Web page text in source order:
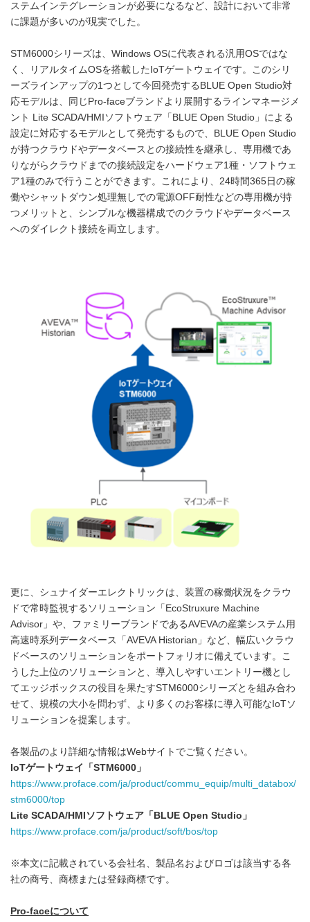
ステムインテグレーションが必要になるなど、設計において非常
に課題が多いのが現実でした。
STM6000シリーズは、Windows OSに代表される汎用OSではな
く、リアルタイムOSを搭載したIoTゲートウェイです。このシリ
ーズラインアップの1つとして今回発売するBLUE Open Studio対
応モデルは、同じPro-faceブランドより展開するラインマネージメ
ント Lite SCADA/HMIソフトウェア「BLUE Open Studio」による
設定に対応するモデルとして発売するもので、BLUE Open Studio
が持つクラウドやデータベースとの接続性を継承し、専用機であ
りながらクラウドまでの接続設定をハードウェア1種・ソフトウェ
ア1種のみで行うことができます。これにより、24時間365日の稼
働やシャットダウン処理無しでの電源OFF耐性などの専用機が持
つメリットと、シンプルな機器構成でのクラウドやデータベース
へのダイレクト接続を両立します。
更に、シュナイダーエレクトリックは、装置の稼働状況をクラウ
ドで常時監視するソリューション「EcoStruxure Machine
Advisor」や、ファミリーブランドであるAVEVAの産業システム用
高速時系列データベース「AVEVA Historian」など、幅広いクラウ
ドベースのソリューションをポートフォリオに備えています。こ
うした上位のソリューションと、導入しやすいエントリー機とし
てエッジボックスの役目を果たすSTM6000シリーズとを組み合わ
せて、規模の大小を問わず、より多くのお客様に導入可能なIoTソ
リューションを提案します。
各製品のより詳細な情報はWebサイトでご覧ください。
IoTゲートウェイ「STM6000」
https://www.proface.com/ja/product/commu_equip/multi_databox/
stm6000/top
Lite SCADA/HMIソフトウェア「BLUE Open Studio」
https://www.proface.com/ja/product/soft/bos/top
※本文に記載されている会社名、製品名およびロゴは該当する各
社の商号、商標または登録商標です。
Pro-faceについて